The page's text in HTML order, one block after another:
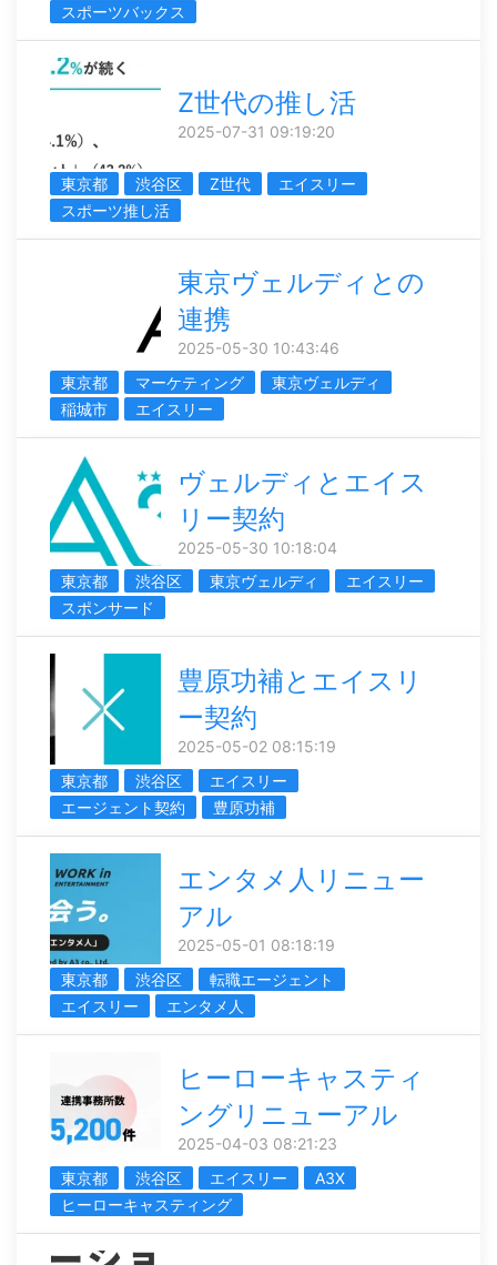
スポーツバックス
Z世代の推し活
2025-07-31 09:19:20
東京都 渋谷区 Z世代
エイスリー
スポーツ推し活
東京ヴェルディとの
連携
2025-05-30 10:43:46
東京都
マーケティング
東京ヴェルディ
稲城市
エイスリー
ヴェルディとエイス
リー契約
2025-05-30 10:18:04
東京都
渋谷区 東京ヴェルディ
エイスリー
スポンサード
豊原功補とエイスリ
ー契約
2025-05-02 08:15:19
東京都
渋谷区
エイスリー
エージェント契約
豊原功補
エンタメ人リニュー
アル
2025-05-01 08:18:19
東京都
渋谷区
転職エージェント
エイスリー
エンタメ人
ヒーローキャスティ
ングリニューアル
2025-04-03 08:21:23
東京都
渋谷区 エイスリー
A3X
ヒーローキャスティング